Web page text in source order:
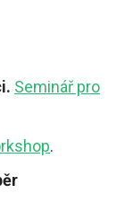
Seminář pro
.